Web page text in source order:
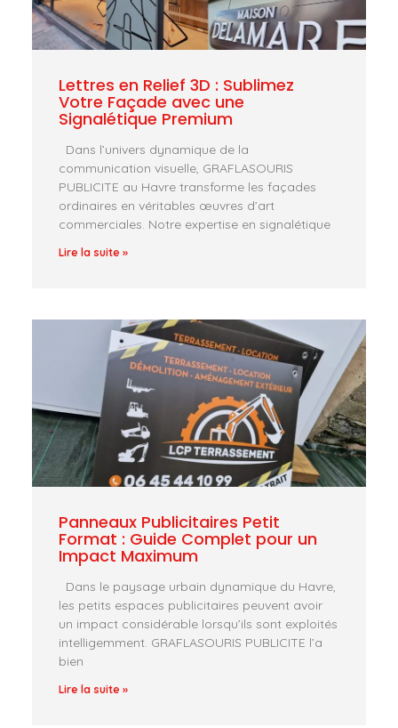
Lettres en Relief 3D : Sublimez
Votre Façade avec une
Signalétique Premium
Dans l’univers dynamique de la
communication visuelle, GRAFLASOURIS
PUBLICITE au Havre transforme les façades
ordinaires en véritables œuvres d’art
commerciales. Notre expertise en signalétique
Lire la suite »
Panneaux Publicitaires Petit
Format : Guide Complet pour un
Impact Maximum
Dans le paysage urbain dynamique du Havre,
les petits espaces publicitaires peuvent avoir
un impact considérable lorsqu’ils sont exploités
intelligemment. GRAFLASOURIS PUBLICITE l’a
bien
Lire la suite »